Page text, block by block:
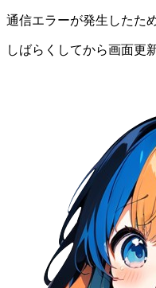
通信エラーが発生したため
しばらくしてから画面更